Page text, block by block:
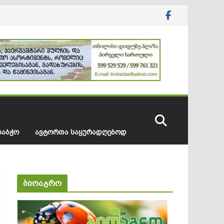
ᲐᲕᲢᲝᲠᲗᲐ ᲡᲐᲧᲣᲠᲐᲓᲦᲔᲑᲝᲓ
ბიოაგრო